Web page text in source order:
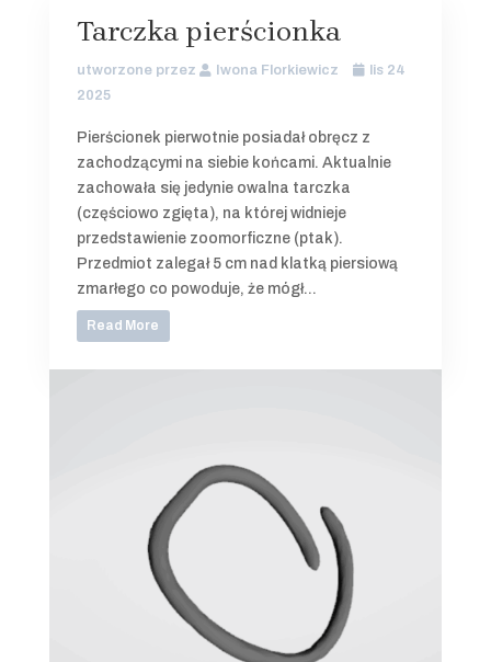
Tarczka pierścionka
utworzone przez Iwona Florkiewicz
lis 24
2025
Pierścionek pierwotnie posiadał obręcz z
zachodzącymi na siebie końcami. Aktualnie
zachowała się jedynie owalna tarczka
(częściowo zgięta), na której widnieje
przedstawienie zoomorficzne (ptak).
Przedmiot zalegał 5 cm nad klatką piersiową
zmarłego co powoduje, że mógł...
Read More